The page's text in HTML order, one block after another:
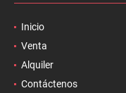
Inicio
Venta
Alquiler
Contáctenos